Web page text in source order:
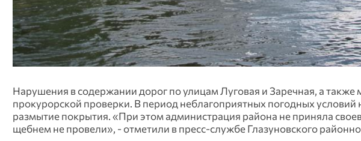
Нарушения в содержании дорог по улицам Луговая и Заречная, а
прокурорской проверки. В период неблагоприятных погодных условий
размытие покрытия. «При этом администрация района не приняла
щебнем не провели», - отметили в пресс-службе Глазуновского